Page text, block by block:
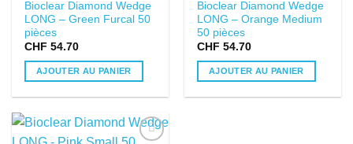
Bioclear Diamond Wedge
LONG – Green Furcal 50
pièces
CHF 54.70
AJOUTER AU PANIER
Bioclear Diamond Wedge
LONG – Orange Medium
50 pièces
CHF 54.70
AJOUTER AU PANIER